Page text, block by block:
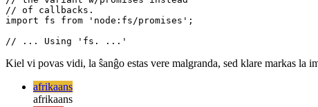
// An import of a built-in module,
// in this case 'fs', using the
// the variant w/promises instead
// of callbacks.
import fs from 'node:fs/promises';
Kiel vi povas vidi, la ŝanĝo estas vere malgranda, sed klare markas la